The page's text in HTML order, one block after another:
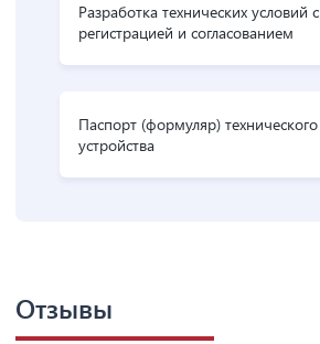
Разработка технических условий с
регистрацией и согласованием
Паспорт (формуляр) технического
устройства
Отзывы